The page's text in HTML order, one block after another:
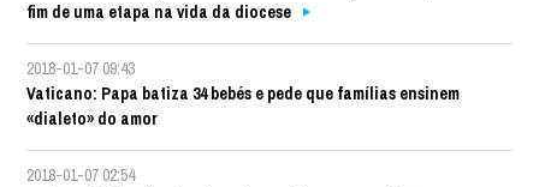
fim de uma etapa na vida da diocese
2018-01-07 09:43
Vaticano: Papa batiza 34 bebés e pede que famílias ensinem
«dialeto» do amor
2018-01-07 02:54